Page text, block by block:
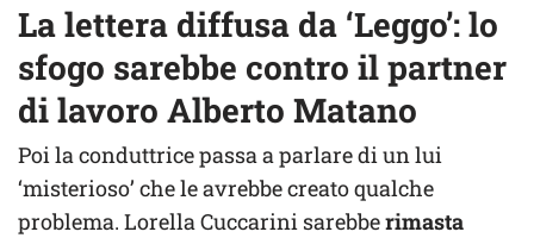
La lettera diffusa da ‘Leggo’: lo
sfogo sarebbe contro il partner
di lavoro Alberto Matano
Poi la conduttrice passa a parlare di un lui
‘misterioso’ che le avrebbe creato qualche
problema. Lorella Cuccarini sarebberimasta